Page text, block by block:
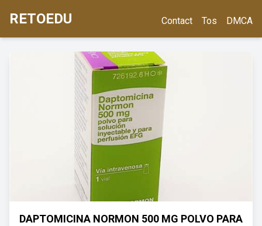
RETOEDU Contact Tos DMCA
DAPTOMICINA NORMON 500 MG POLVO PARA